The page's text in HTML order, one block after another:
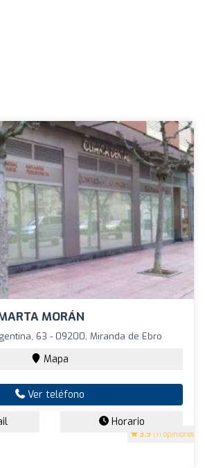
MORÁN
3.9 (11 opiniones)
63 - 09200, Miranda de Ebro
Mapa
Ver teléfono
Horario